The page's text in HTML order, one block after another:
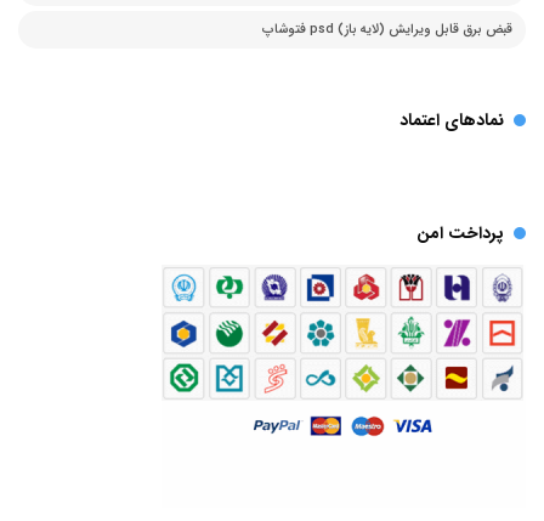
قبض برق قابل ویرایش (لایه باز) psd فتوشاپ
نمادهای اعتماد
پرداخت امن